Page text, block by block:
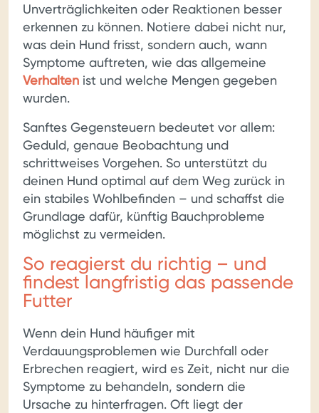
Unverträglichkeiten oder Reaktionen besser
erkennen zu können. Notiere dabei nicht nur,
was dein Hund frisst, sondern auch, wann
Symptome auftreten, wie das allgemeine
Verhalten ist und welche Mengen gegeben
wurden.
Sanftes Gegensteuern bedeutet vor allem:
Geduld, genaue Beobachtung und
schrittweises Vorgehen. So unterstützt du
deinen Hund optimal auf dem Weg zurück in
ein stabiles Wohlbefinden – und schaffst die
Grundlage dafür, künftig Bauchprobleme
möglichst zu vermeiden.
So reagierst du richtig – und
findest langfristig das passende
Futter
Wenn dein Hund häufiger mit
Verdauungsproblemen wie Durchfall oder
Erbrechen reagiert, wird es Zeit, nicht nur die
Symptome zu behandeln, sondern die
Ursache zu hinterfragen. Oft liegt der